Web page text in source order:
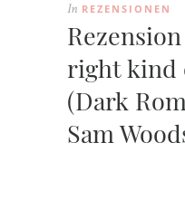
In REZENSIONEN
right kind
(Dark
Sam